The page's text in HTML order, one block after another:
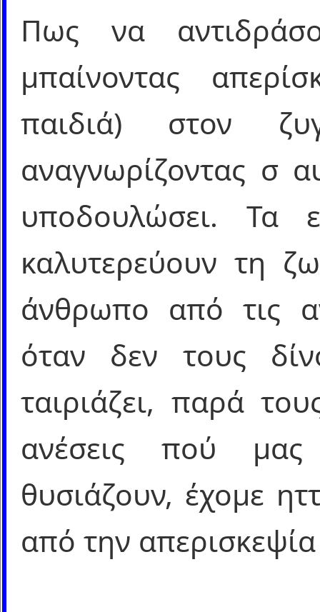
Πως να
μπαίνοντας
παιδιά) στον
αναγνωρίζοντας σ
υποδουλώσει. Τα
καλυτερεύουν τη
άνθρωπο από τις
όταν δεν τους
ταιριάζει, παρά
ανέσεις πού
θυσιάζουν, έχομε
από την